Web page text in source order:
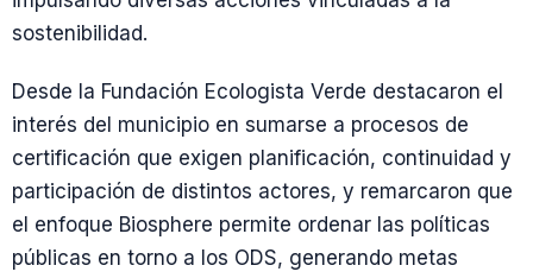
sostenibilidad.
Desde la Fundación Ecologista Verde destacaron el
interés del municipio en sumarse a procesos de
certificación que exigen planificación, continuidad y
participación de distintos actores, y remarcaron que
el enfoque Biosphere permite ordenar las políticas
públicas en torno a los ODS, generando metas